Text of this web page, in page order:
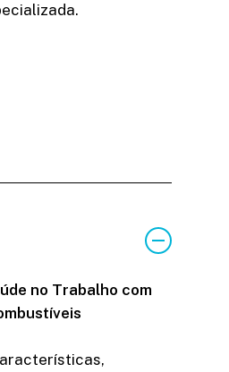
no Trabalho com